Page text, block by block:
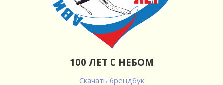
100 ЛЕТ С НЕБОМ
Скачать брендбук